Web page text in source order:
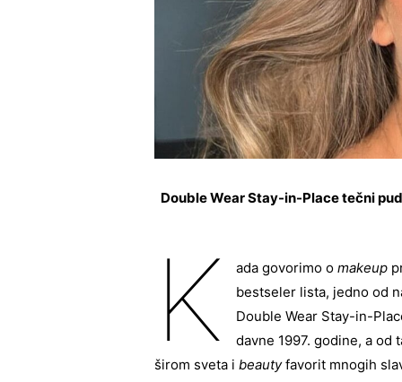
Double Wear Stay-in-Place tečni
K ada govorimo o makeup
bestseler lista, jedno od
Double Wear Stay-in-
davne 1997. godine, a od
širom sveta ibeautyfavorit mnogih